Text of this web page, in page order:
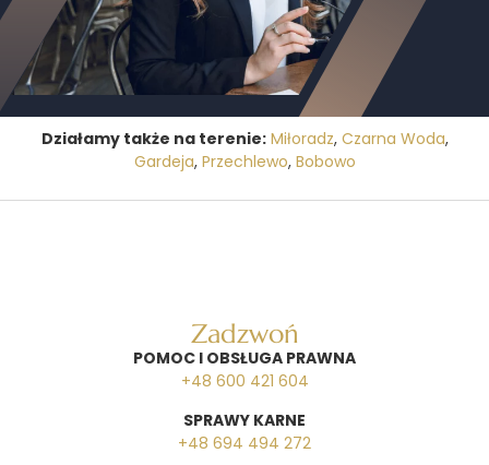
Działamy także na terenie: Miłoradz, Czarna Woda,
Gardeja, Przechlewo, Bobowo
Zadzwoń
POMOC I OBSŁUGA PRAWNA
+48 600 421 604
SPRAWY KARNE
+48 694 494 272